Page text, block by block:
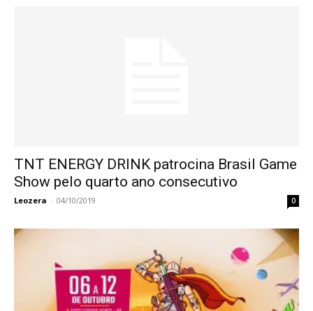
TNT ENERGY DRINK patrocina Brasil Game
Show pelo quarto ano consecutivo
Leozera - 04/10/2019 0